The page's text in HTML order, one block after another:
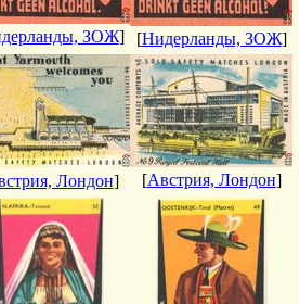
ЗОЖ] [Нидерланды, ЗОЖ]
Лондон] [Австрия, Лондон]